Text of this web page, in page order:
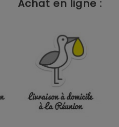
Achat en ligne :